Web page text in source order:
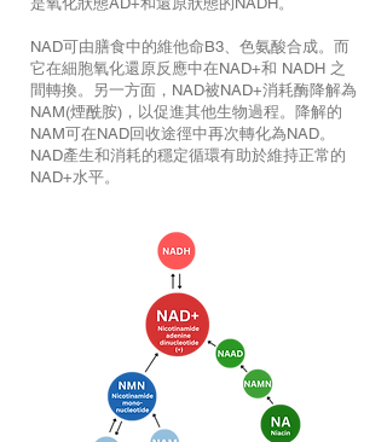
NAD可由膳食中的維他命B3、色氨酸合成。而
它在細胞氧化還原反應中在NAD+和 NADH 之
間轉換。另一方面，NAD被NAD+消耗酶降解為
NAM(煙酰胺)，以促進其他生物過程。降解的
NAM可在NAD回收途徑中再次轉化為NAD。
NAD產生和消耗的穩定循環有助於維持正常的
NAD+水平。